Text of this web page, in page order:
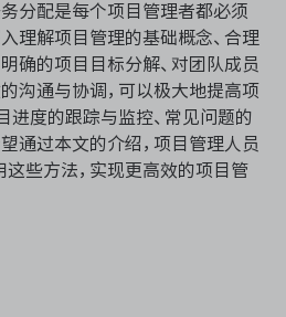
分配是每个项目管理者都必须
理解项目管理的基础概念、合理
确的项目目标分解、对团队成员
沟通与协调，可以极大地提高项
进度的跟踪与监控、常见问题的
通过本文的介绍，项目管理人员
些方法，实现更高效的项目管